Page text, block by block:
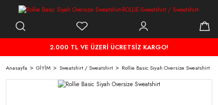
2.000 TL VE ÜZERİ ÜCRETSİZ KARGO!
Anasayfa GİYİM Sweatshirt / Sweatshirt Rollie Basic Siyah Oversize Sweatshirt